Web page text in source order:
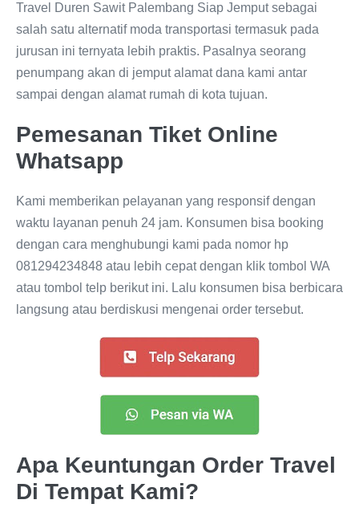
Travel Duren Sawit Palembang Siap Jemput sebagai
salah satu alternatif moda transportasi termasuk pada
jurusan ini ternyata lebih praktis. Pasalnya seorang
penumpang akan di jemput alamat dana kami antar
sampai dengan alamat rumah di kota tujuan.
Pemesanan Tiket Online
Whatsapp
Kami memberikan pelayanan yang responsif dengan
waktu layanan penuh 24 jam. Konsumen bisa booking
dengan cara menghubungi kami pada nomor hp
081294234848 atau lebih cepat dengan klik tombol WA
atau tombol telp berikut ini. Lalu konsumen bisa berbicara
langsung atau berdiskusi mengenai order tersebut.
Apa Keuntungan Order Travel
Di Tempat Kami?